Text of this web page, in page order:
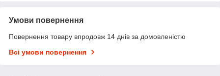
Умови повернення
Повернення товару впродовж 14 днів за домовленістю
Всі умови повернення